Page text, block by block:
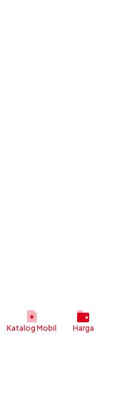
Katalog Mobil Harga